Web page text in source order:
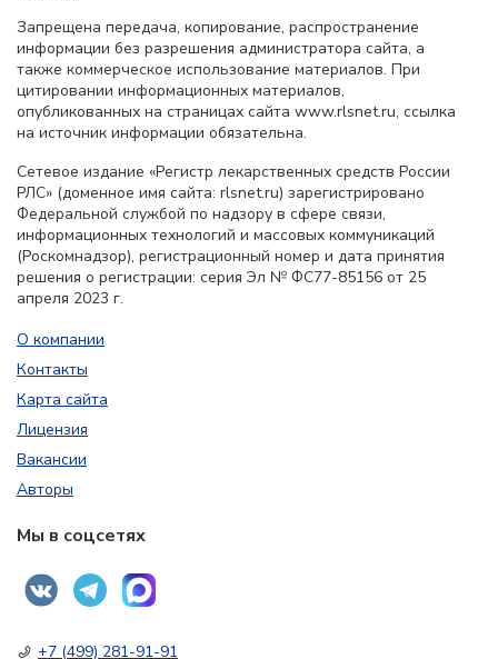
Запрещена передача, копирование, распространение
информации без разрешения администратора сайта, а
также коммерческое использование материалов. При
цитировании информационных материалов,
опубликованных на страницах сайта www.rlsnet.ru, ссылка
на источник информации обязательна.
Сетевое издание «Регистр лекарственных средств России
РЛС» (доменное имя сайта: rlsnet.ru) зарегистрировано
Федеральной службой по надзору в сфере связи,
информационных технологий и массовых коммуникаций
(Роскомнадзор), регистрационный номер и дата принятия
решения о регистрации: серия Эл № ФС77-85156 от 25
апреля 2023 г.
О компании
Контакты
Карта сайта
Лицензия
Вакансии
Авторы
Мы в соцсетях
+7 (499) 281-91-91